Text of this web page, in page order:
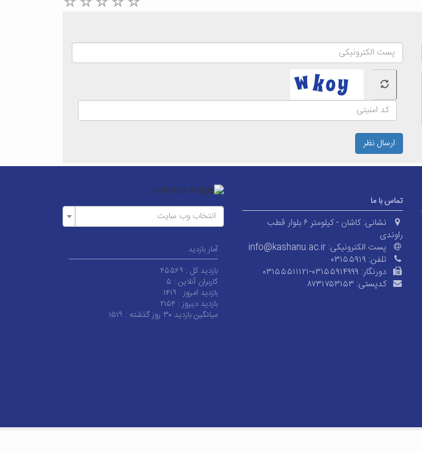
ارسال نظر
تماس با ما
نشانی:
کاشان - کیلومتر ۶ بلوار قطب
راوندی
پست الکترونیکی: info@kashanu.ac.ir
تلفن: ۰۳۱۵۵۹۱۹
دورنگار: ۰۳۱۵۵۵۱۱۱۲۱-۰۳۱۵۵۹۱۴۹۹۹
کدپستی: ۸۷۳۱۷۵۳۱۵۳
انتخاب وب سایت
آمار بازدید
بازدید کل : ۴۵۵۶۹
کاربران آنلاین :۵
بازدید امروز : ۱۴۱۹
بازدید دیروز : ۲۱۵۴
میانگین بازدید ۳۰ روز گذشته :
۱۵۱۹